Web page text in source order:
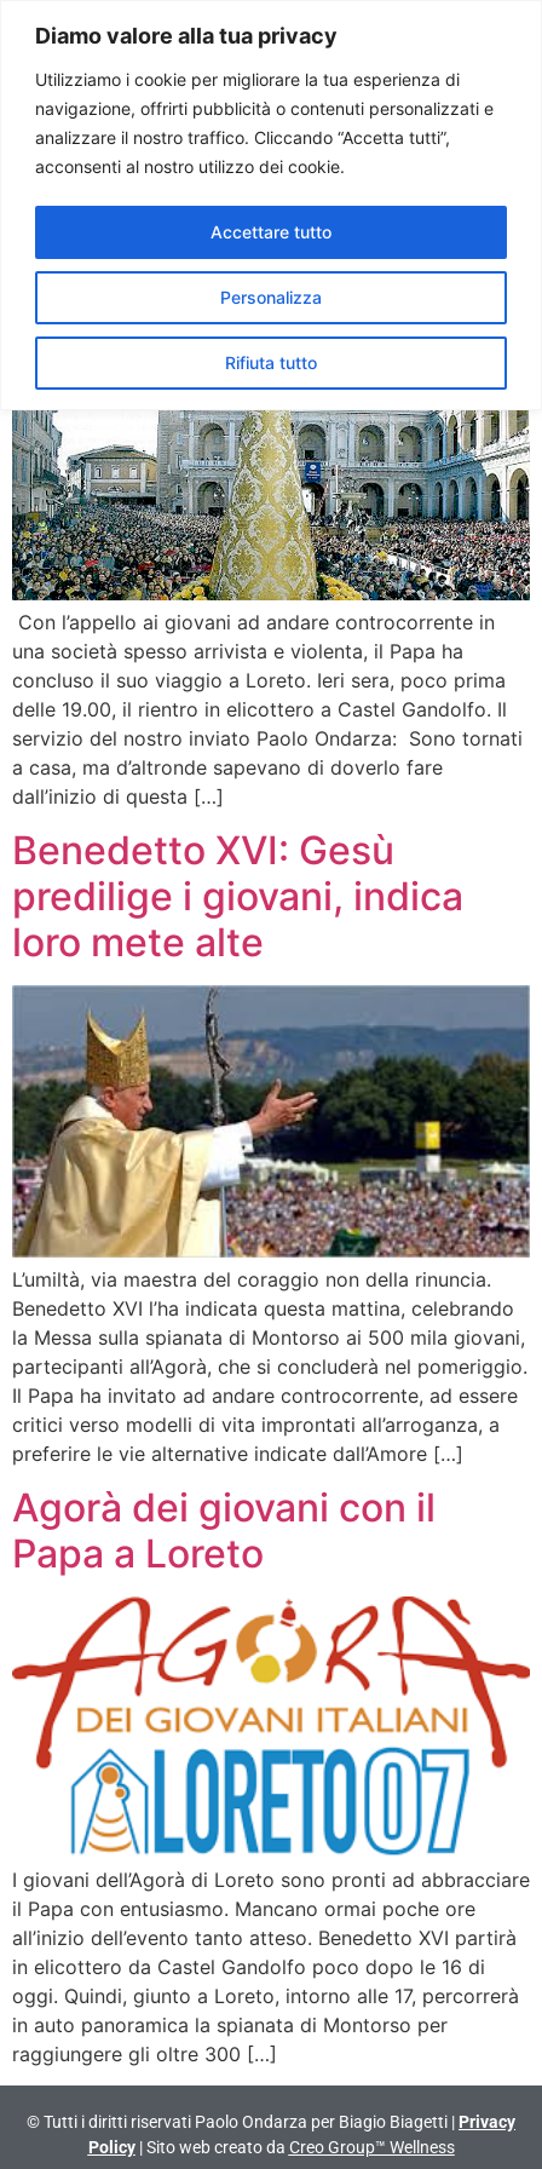
Diamo valore alla tua privacy
Utilizziamo i cookie per migliorare la tua esperienza di
navigazione, offrirti pubblicità o contenuti personalizzati e
analizzare il nostro traffico. Cliccando “Accetta tutti”,
acconsenti al nostro utilizzo dei cookie.
Personalizza
Rifiuta tutto
Accettare tutto
Paolo Ondarza
Tag:agora
Il grazie di Benedetto alla
città di Loreto: è la casa del
Con l’appello ai giovani ad andare controcorrente in
una società spesso arrivista e violenta, il Papa ha
concluso il suo viaggio a Loreto. Ieri sera, poco prima
delle 19.00, il rientro in elicottero a Castel Gandolfo. Il
servizio del nostro inviato Paolo Ondarza: Sono tornati
a casa, ma d’altronde sapevano di doverlo fare
dall’inizio di questa […]
Benedetto XVI: Gesù
predilige i giovani, indica
loro mete alte
L’umiltà, via maestra del coraggio non della rinuncia.
Benedetto XVI l’ha indicata questa mattina, celebrando
la Messa sulla spianata di Montorso ai 500 mila giovani,
partecipanti all’Agorà, che si concluderà nel pomeriggio.
Il Papa ha invitato ad andare controcorrente, ad essere
critici verso modelli di vita improntati all’arroganza, a
preferire le vie alternative indicate dall’Amore […]
Agorà dei giovani con il
Papa a Loreto
I giovani dell’Agorà di Loreto sono pronti ad abbracciare
il Papa con entusiasmo. Mancano ormai poche ore
all’inizio dell’evento tanto atteso. Benedetto XVI partirà
in elicottero da Castel Gandolfo poco dopo le 16 di
oggi. Quindi, giunto a Loreto, intorno alle 17, percorrerà
in auto panoramica la spianata di Montorso per
raggiungere gli oltre 300 […]
© Tutti i diritti riservati Paolo Ondarza per Biagio Biagetti | Privacy
Policy| Sito web creato da Creo Group™ Wellness